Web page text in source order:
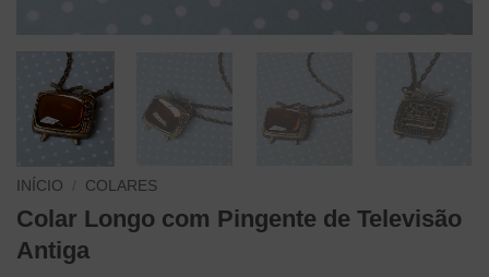
INÍCIO COLARES
Colar Longo com Pingente de Televisão
Antiga